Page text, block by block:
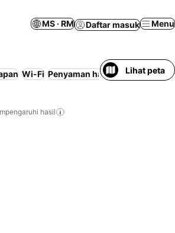
MS · RM Daftar masuk Menu
Wi-Fi Penyaman hawa Pangsapuri
Lihat peta
hasil